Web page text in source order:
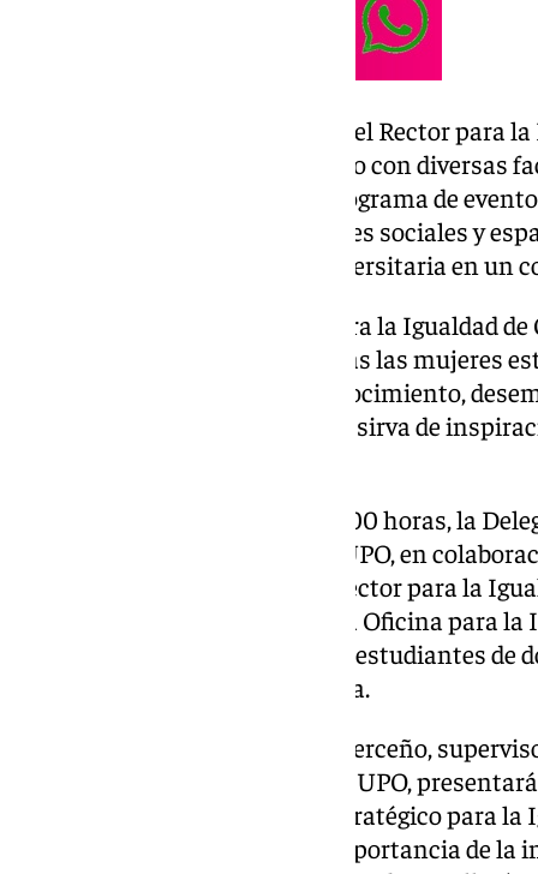
En este sentido, la Delegación del Rector para
la Oficina para la Igualdad, junto con diversas
de la UPO, ha organizado un programa de
conferencias, campañas en redes sociales y
con informa la institución universitaria en un
Según la delegada del Rector para la Igualdad
nuestra universidad son muchas las mujeres
desde distintos ámbitos de conocimiento,
reconocer y compartir para que sirva de
El martes 11 de febrero, a las 11,00 horas, la
Programas de Doctorado de la UPO, en
Igualdad de la Delegación del Rector para la
taller ‘Acercando el trabajo de la Oficina para
Doctorado de la UPO’, dirigido a estudiantes
Ingeniería y Tecnología Química.
Durante la sesión, Candelaria Terceño,
la Oficina para la Igualdad de la UPO,
Oficina, así como el III Plan Estratégico para la
Además, se debatirá sobre la importancia de